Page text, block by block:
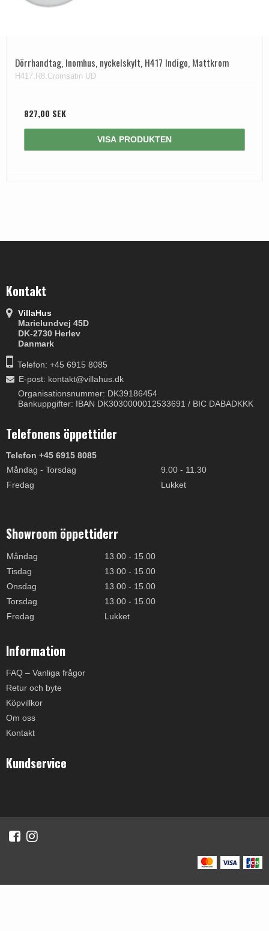
Dörrhandtag, Inomhus, nyckelskylt, H417 Indigo, Mattkrom
H417.R8.Cromsatin UD
827,00 SEK
VISA PRODUKTEN
Kontakt
VillaHus
Marielundvej 45D
DK-2730 Herlev
Danmark
Telefon: +45 6915 8085
E-post: kontakt@villahus.dk
Organisationsnummer: DK39186454
Bankuppgifter: IBAN DK3030000012533691 / BIC DABADKKK
Telefonens öppettider
Telefon +45 6915 8085
Måndag - Torsdag
9.00 - 11.30
Fredag
Lukket
Showroom öppettiderr
Måndag
13.00 - 15.00
Tisdag
13.00 - 15.00
Onsdag
13.00 - 15.00
Torsdag
13.00 - 15.00
Fredag
Lukket
Information
FAQ – Vanliga frågor
Retur och byte
Köpvillkor
Om oss
Kontakt
Kundservice